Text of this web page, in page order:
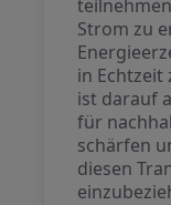
Strom zu
in Echtzeit
ist darauf
für
schärfen
diesen